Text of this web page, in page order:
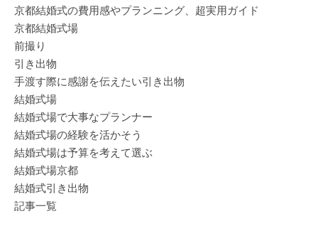
京都結婚式の費用感やプランニング、超実用ガイド
京都結婚式場
前撮り
引き出物
手渡す際に感謝を伝えたい引き出物
結婚式場
結婚式場で大事なプランナー
結婚式場の経験を活かそう
結婚式場は予算を考えて選ぶ
結婚式場京都
結婚式引き出物
記事一覧